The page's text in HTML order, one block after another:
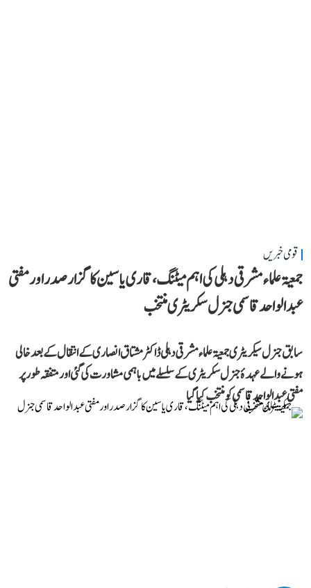
قومی خبریں
جمعیۃ علماء مشرقی دہلی کی اہم میٹنگ، قاری یاسین کا گزار صدر اور مفتی
عبد الواحد قاسمی جنرل سکریٹری منتخب
سابق جنرل سیکریٹری جمعیۃ علماء مشرقی دہلی ڈاکٹر مشتاق انصاری کے انتقال کے بعد خالی
ہونے والے عہدۂ جنرل سکریٹری کے سلسلے میں باہمی مشاورت کی گئی اور متفقہ طور پر
مفتی عبد الواحد قاسمی کو منتخب کیا گیا